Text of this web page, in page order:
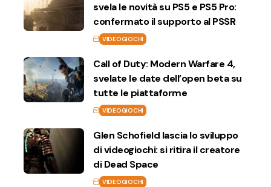
svela le novità su PS5 e PS5 Pro:
confermato il supporto al PSSR
VIDEOGIOCHI
Call of Duty: Modern Warfare 4,
svelate le date dell’open beta su
tutte le piattaforme
VIDEOGIOCHI
Glen Schofield lascia lo sviluppo
di videogiochi: si ritira il creatore
di Dead Space
VIDEOGIOCHI